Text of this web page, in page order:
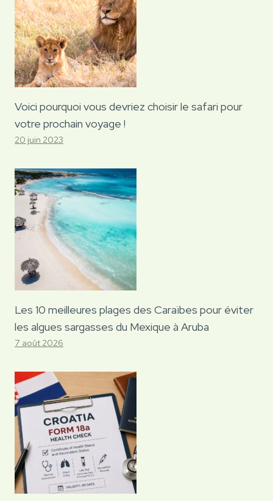
Voici pourquoi vous devriez choisir le safari pour
votre prochain voyage !
20 juin 2023
Les 10 meilleures plages des Caraïbes pour éviter
les algues sargasses du Mexique à Aruba
7 août 2026